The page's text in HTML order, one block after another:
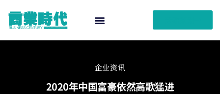
企业资讯
2020年中国富豪依然高歌猛进